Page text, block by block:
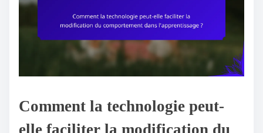
Comment la technologie peut-